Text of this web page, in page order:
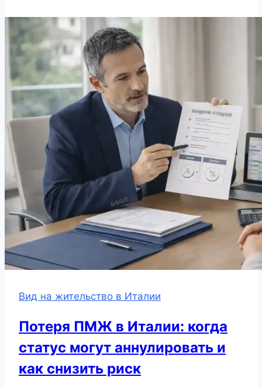
Вид на жительство в Италии
Потеря ПМЖ в Италии: когда
статус могут аннулировать и
как снизить риск